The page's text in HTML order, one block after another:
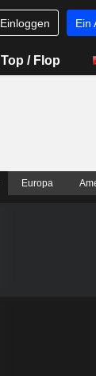
Einloggen Ein
Top / Flop
Europa